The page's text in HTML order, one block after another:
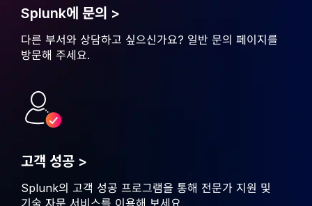
Splunk에 문의 >
다른 부서와 상담하고 싶으신가요? 일반 문의 페이지를
방문해 주세요.
고객 성공 >
Splunk의 고객 성공 프로그램을 통해 전문가 지원 및
기술 자문 서비스를 이용해 보세요.